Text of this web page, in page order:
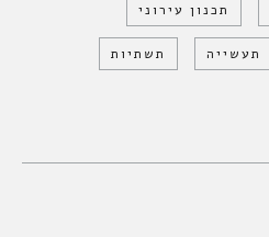
תכנון עירוני
תעשייה תשתיות